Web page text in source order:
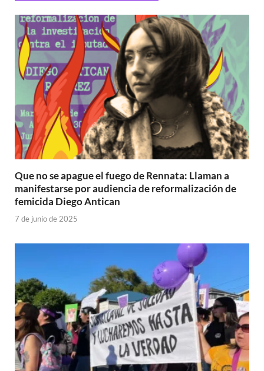
Que no se apague el fuego de Rennata: Llaman a
manifestarse por audiencia de reformalización de
femicida Diego Antican
7 de junio de 2025